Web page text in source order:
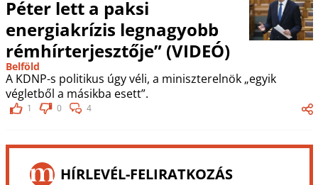
Péter lett a paksi
energiakrízis legnagyobb
rémhírterjesztője” (VIDEÓ)
Belföld
A KDNP-s politikus úgy véli, a miniszterelnök „egyik
végletből a másikba esett”.
1 0 4
HÍRLEVÉL-FELIRATKOZÁS